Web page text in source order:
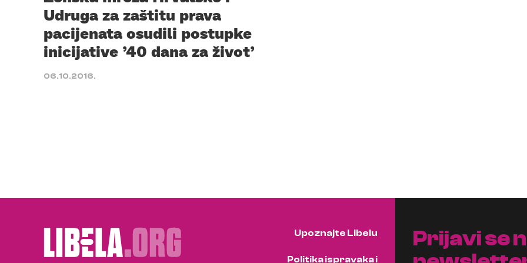
Udruga za zaštitu prava
pacijenata osudili postupke
inicijative ’40 dana za život’
06.10.2016.
Upoznajte Libelu
Politika ispravaka i
Prijavi se